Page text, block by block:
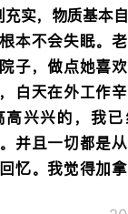
实，物质基本
本不会失眠。
子，做点她喜
白天在外工作
高兴兴的，我
并且一切都是从
忆。我觉得加